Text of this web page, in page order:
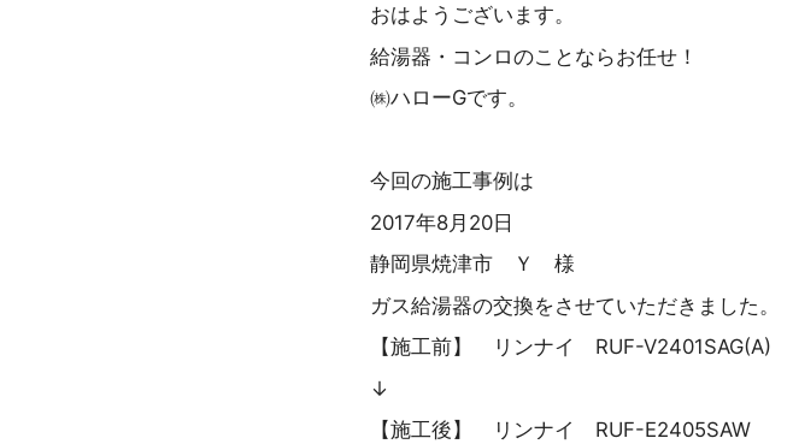
おはようございます。
給湯器・コンロのことならお任せ！
㈱ハローGです。
今回の施工事例は
2017年8月20日
静岡県焼津市 Ｙ 様
ガス給湯器の交換をさせていただきました。
【施工前】 リンナイ RUF-V2401SAG(A)
↓
【施工後】 リンナイ RUF-E2405SAW